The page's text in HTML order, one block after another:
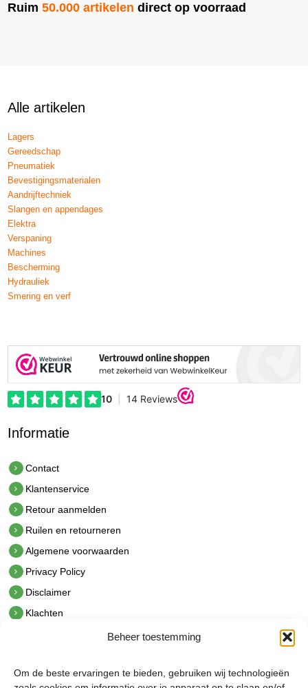
Beheer toestemming
Om de beste ervaringen te bieden, gebruiken wij technologieën
Ruim50.000 artikelen direct op voorraad
Alle artikelen
Lagers
Gereedschap
Pneumatiek
Bevestigingsmaterialen
Aandrijftechniek
Slangen en appendages
Elektra
Verspaning
Machines
Bescherming
Hydrauliek
Smering en verf
Informatie
Contact
Klantenservice
Retour aanmelden
Ruilen en retourneren
Algemene voorwaarden
Privacy Policy
Disclaimer
Klachten
hetindustriehuis B.V.
De Hoek 1 1601 MR Enkhuizen